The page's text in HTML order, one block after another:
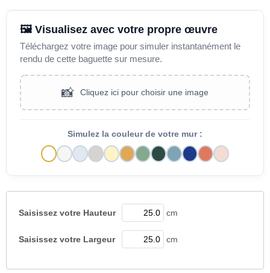
🖼️ Visualisez avec votre propre œuvre
Téléchargez votre image pour simuler instantanément le
rendu de cette baguette sur mesure.
📸 Cliquez ici pour choisir une image
Simulez la couleur de votre mur :
Saisissez votre Hauteur cm
Saisissez votre Largeur cm